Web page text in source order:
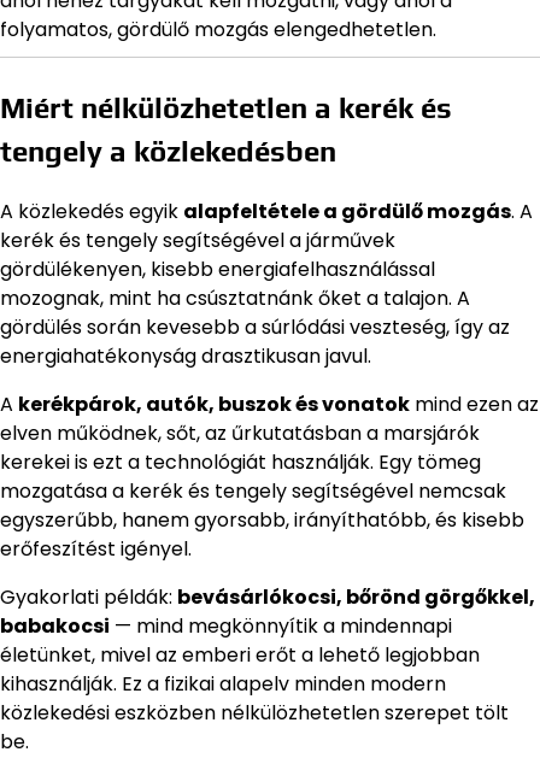
folyamatos, gördülő mozgás elengedhetetlen.
Miért nélkülözhetetlen a kerék és
tengely a közlekedésben
A közlekedés egyik alapfeltétele a gördülő mozgás. A
kerék és tengely segítségével a járművek
gördülékenyen, kisebb energiafelhasználással
mozognak, mint ha csúsztatnánk őket a talajon. A
gördülés során kevesebb a súrlódási veszteség, így az
energiahatékonyság drasztikusan javul.
A kerékpárok, autók, buszok és vonatok mind ezen az
elven működnek, sőt, az űrkutatásban a marsjárók
kerekei is ezt a technológiát használják. Egy tömeg
mozgatása a kerék és tengely segítségével nemcsak
egyszerűbb, hanem gyorsabb, irányíthatóbb, és kisebb
erőfeszítést igényel.
Gyakorlati példák: bevásárlókocsi, bőrönd görgőkkel,
babakocsi — mind megkönnyítik a mindennapi
életünket, mivel az emberi erőt a lehető legjobban
kihasználják. Ez a fizikai alapelv minden modern
közlekedési eszközben nélkülözhetetlen szerepet tölt
be.